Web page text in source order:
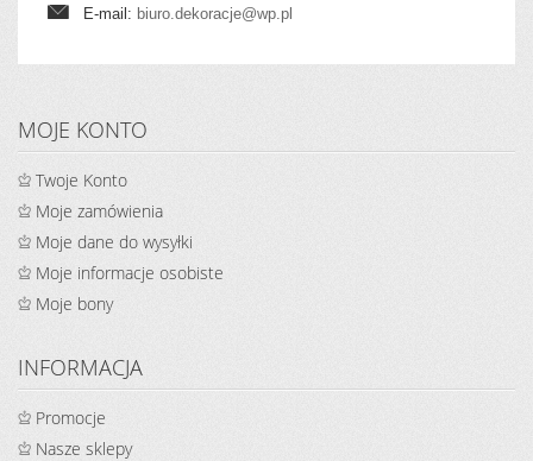
E-mail: biuro.dekoracje@wp.pl
MOJE KONTO
Twoje Konto
Moje zamówienia
Moje dane do wysyłki
Moje informacje osobiste
Moje bony
INFORMACJA
Promocje
Nasze sklepy